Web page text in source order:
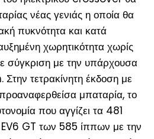
νέας γενιάς η οποία θα
πυκνότητα και κατά
χωρητικότητα χωρίς
σύγκριση με την υπάρχουσα
τετρακίνητη έκδοση με
μπαταρία, το
που αγγίζει τα 481
EV6 GT των 585 ίππων με την